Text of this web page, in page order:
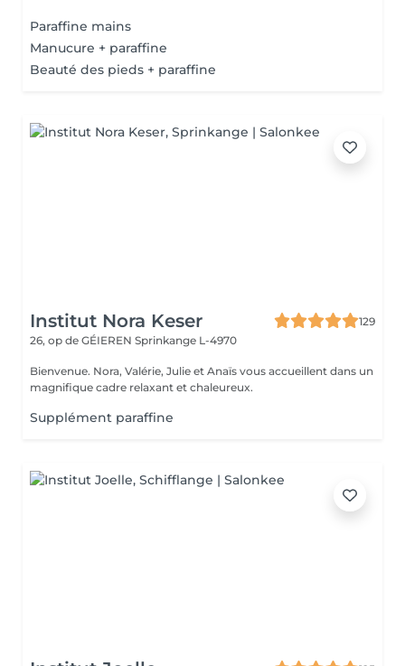
Paraffine mains
Manucure + paraffine
Beauté des pieds + paraffine
Institut Nora Keser
129
26, op de GÉIEREN Sprinkange L-4970
Bienvenue. Nora, Valérie, Julie et Anaïs vous accueillent dans un
magnifique cadre relaxant et chaleureux.
Supplément paraffine